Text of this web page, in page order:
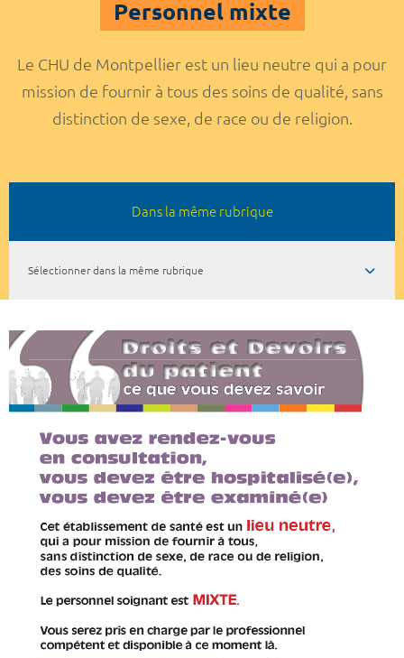
Personnel mixte
Le CHU de Montpellier est un lieu neutre qui a pour
mission de fournir à tous des soins de qualité, sans
distinction de sexe, de race ou de religion.
Dans la même rubrique
Sélectionner dans la même rubrique